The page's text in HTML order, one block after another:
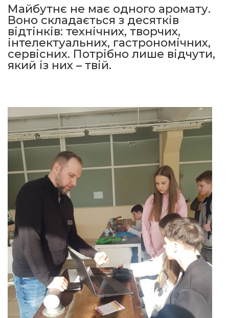
Майбутнє не має одного аромату.
Воно складається з десятків
відтінків: технічних, творчих,
інтелектуальних, гастрономічних,
сервісних. Потрібно лише відчути,
який із них – твій.